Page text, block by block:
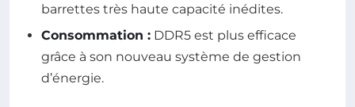
barrettes très haute capacité inédites.
Consommation : DDR5 est plus efficace
grâce à son nouveau système de gestion
d’énergie.